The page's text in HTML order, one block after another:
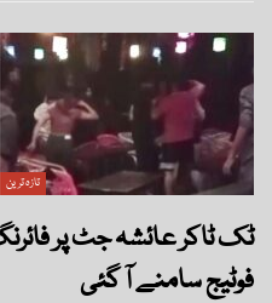
تازہ ترین
ٹک ٹاکر عائشہ جٹ پر
فوٹیج سامنے آ گئی